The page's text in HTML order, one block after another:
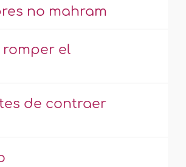
no mahram
el
de contraer